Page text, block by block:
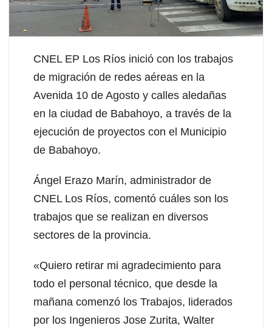
CNEL EP Los Ríos inició con los trabajos
de migración de redes aéreas en la
Avenida 10 de Agosto y calles aledañas
en la ciudad de Babahoyo, a través de la
ejecución de proyectos con el Municipio
de Babahoyo.
Ángel Erazo Marín, administrador de
CNEL Los Ríos, comentó cuáles son los
trabajos que se realizan en diversos
sectores de la provincia.
«Quiero retirar mi agradecimiento para
todo el personal técnico, que desde la
mañana comenzó los Trabajos, liderados
por los Ingenieros Jose Zurita, Walter